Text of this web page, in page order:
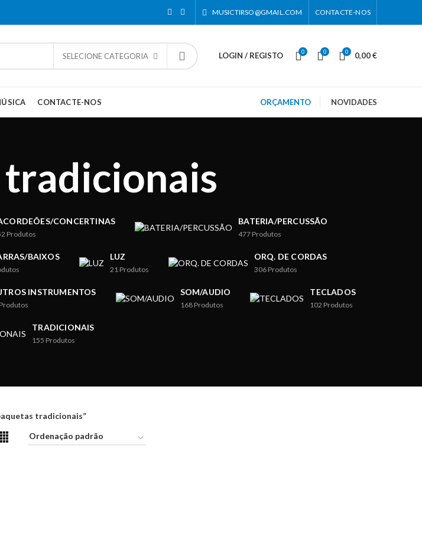
MUSICTIRSO@GMAIL.COM CONTACTE-NOS
SELECIONE CATEGORIA LOGIN / REGISTO 0 0 0 0,00€
CONTACTE-NOS ORÇAMENTO NOVIDADES
CONCERTINAS
Produtos
BATERIA/PERCUSSÃO
477 Produtos
BAIXOS LUZ
21 Produtos
ORQ. DE CORDAS
306 Produtos
INSTRUMENTOS
Produtos
SOM/AUDIO
168 Produtos
TECLADOS
102 Produtos
TRADICIONAIS
155 Produtos
tradicionais”